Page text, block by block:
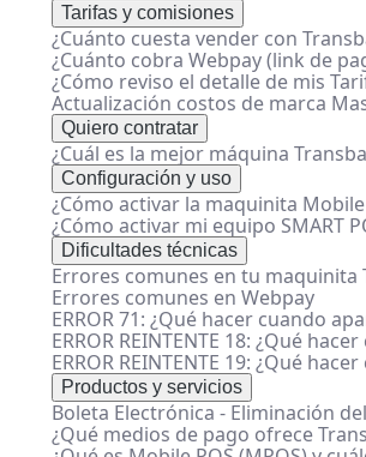
Tarifas y comisiones
¿Cuánto cuesta vender con
¿Cuánto cobra Webpay (link de
¿Cómo reviso el detalle de mis
Actualización costos de marca
Quiero contratar
¿Cuál es la mejor máquina
Configuración y uso
¿Cómo activar la maquinita Mobile
¿Cómo activar mi equipo SMART
Dificultades técnicas
Errores comunes en tu maquinita
Errores comunes en Webpay
ERROR 71: ¿Qué hacer cuando
ERROR REINTENTE 18: ¿Qué
ERROR REINTENTE 19: ¿Qué
Productos y servicios
Boleta Electrónica - Eliminación
¿Qué medios de pago ofrece